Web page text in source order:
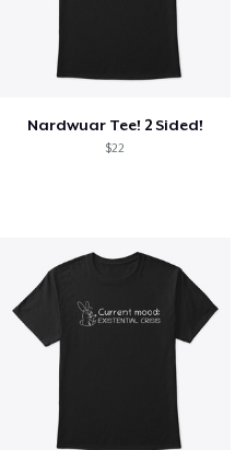
Nardwuar Tee! 2 Sided!
$22